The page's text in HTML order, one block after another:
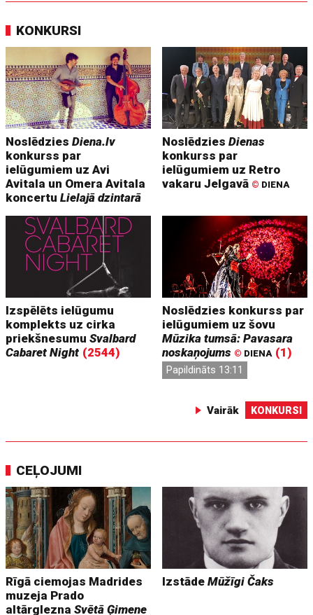
KONKURSI
NoslēdziesDiena.lv
konkurss par
ielūgumiem uz Avi
Avitala un Omera Avitala
koncertuLielajā dzintarā
NoslēdziesDienas
konkurss par
ielūgumiem uz Retro
vakaru Jelgavā © DIENA
Izspēlēts ielūgumu
komplekts uz cirka
priekšnesumuSvalbard
Cabaret Night (2544)
Noslēdzies konkurss par
ielūgumiem uz šovu
Mūzika tumsā: Pavasara
noskaņojums © DIENA (1)
Papildināts 13:11
Vairāk KONKURSI
CEĻOJUMI
Rīgā ciemojas Madrides
muzeja Prado
altārgleznaSvētā Ģimene
IzstādeMūžīgi Čaks